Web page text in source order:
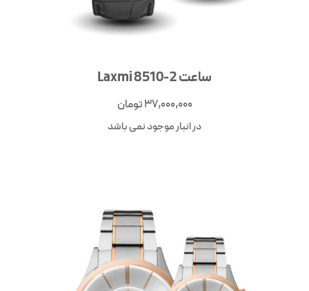
ساعت Laxmi 8510-2
37,000,000تومان
در انبار موجود نمی باشد